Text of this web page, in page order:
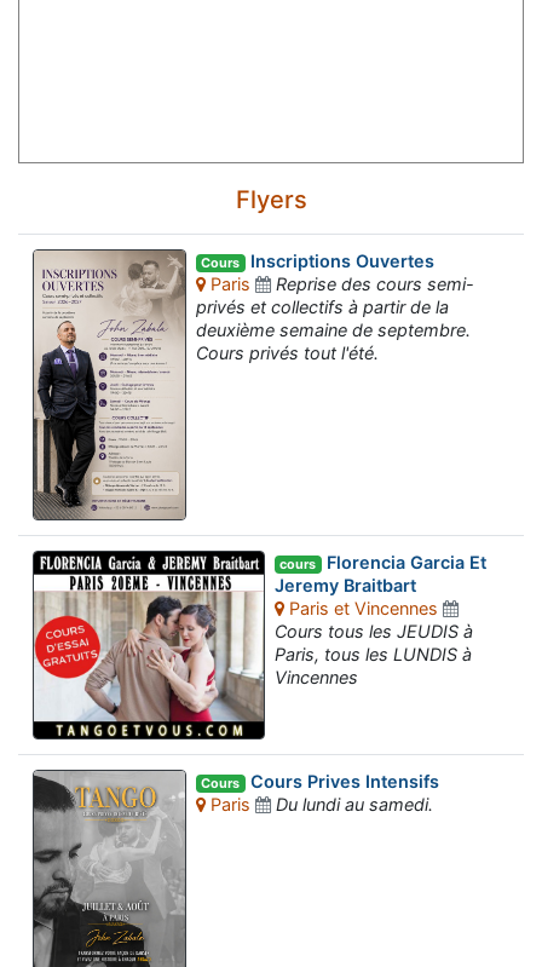
Flyers
Cours Inscriptions Ouvertes
Paris
Reprise des cours semi-
privés et collectifs à partir de la
deuxième semaine de septembre.
Cours privés tout l'été.
cours Florencia Garcia Et
Jeremy Braitbart
Paris et Vincennes
Cours tous les JEUDIS à
Paris, tous les LUNDIS à
Vincennes
Cours Cours Prives Intensifs
Paris
Du lundi au samedi.